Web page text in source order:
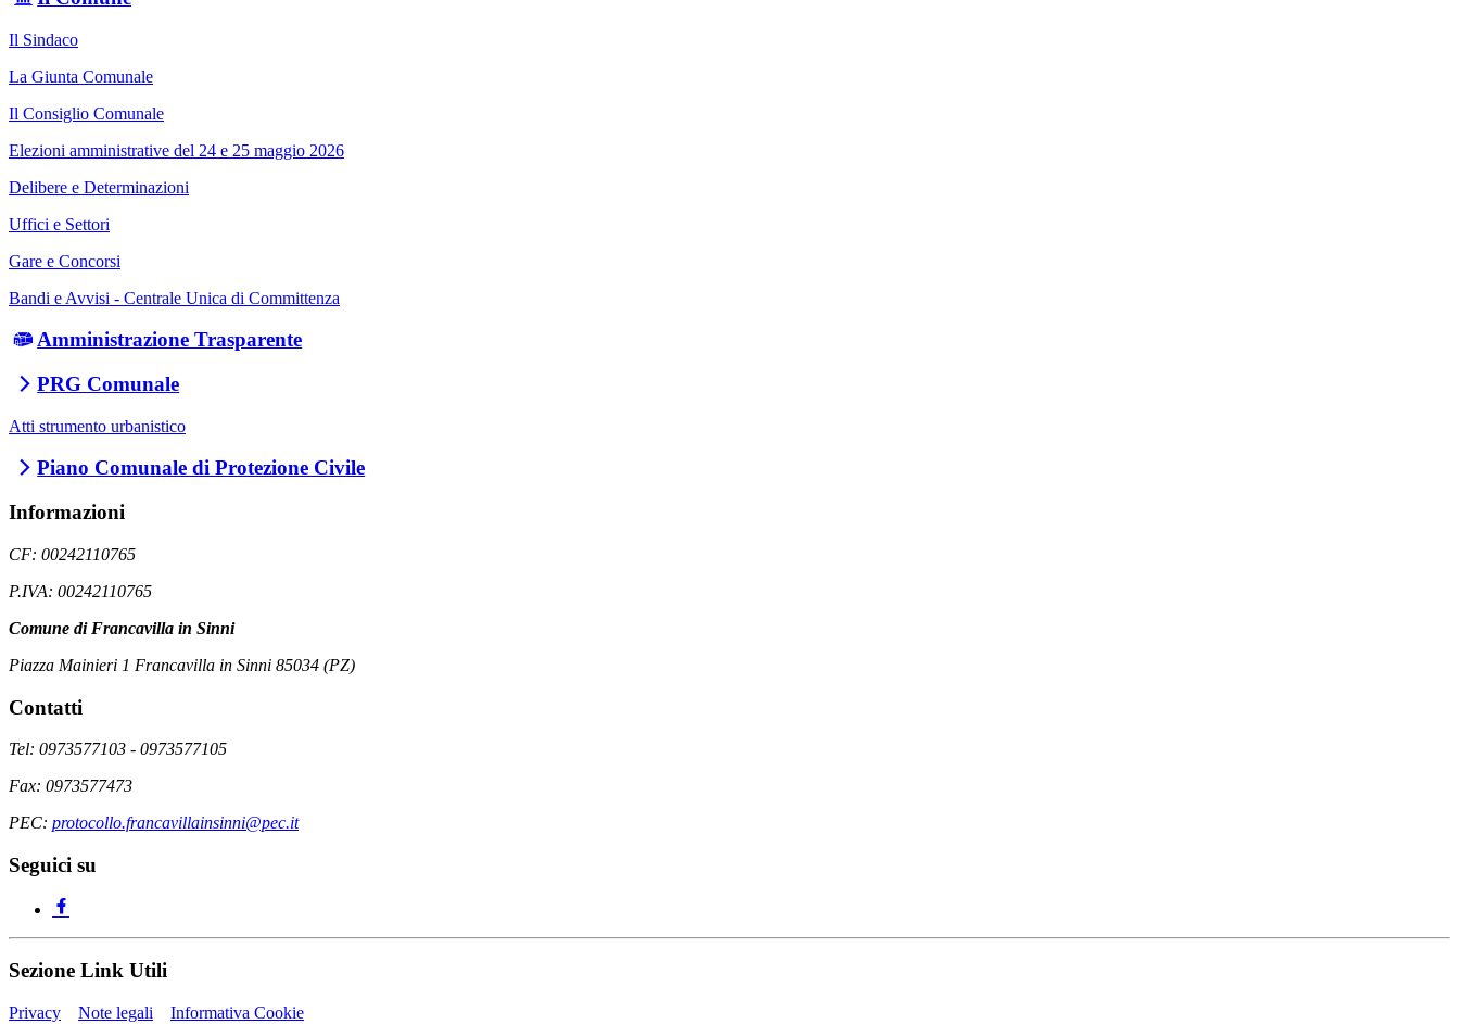
Il Sindaco
La Giunta Comunale
Il Consiglio Comunale
Elezioni amministrative del 24 e 25 maggio 2026
Delibere e Determinazioni
Uffici e Settori
Gare e Concorsi
Bandi e Avvisi - Centrale Unica di Committenza
Amministrazione Trasparente
PRG Comunale
Atti strumento urbanistico
Piano Comunale di Protezione Civile
Informazioni
CF: 00242110765
P.IVA: 00242110765
Comune di Francavilla in Sinni
Piazza Mainieri 1 Francavilla in Sinni 85034 (PZ)
Contatti
Tel: 0973577103 - 0973577105
Fax: 0973577473
PEC: protocollo.francavillainsinni@pec.it
Seguici su
Sezione Link Utili
Privacy Note legali
Informativa Cookie